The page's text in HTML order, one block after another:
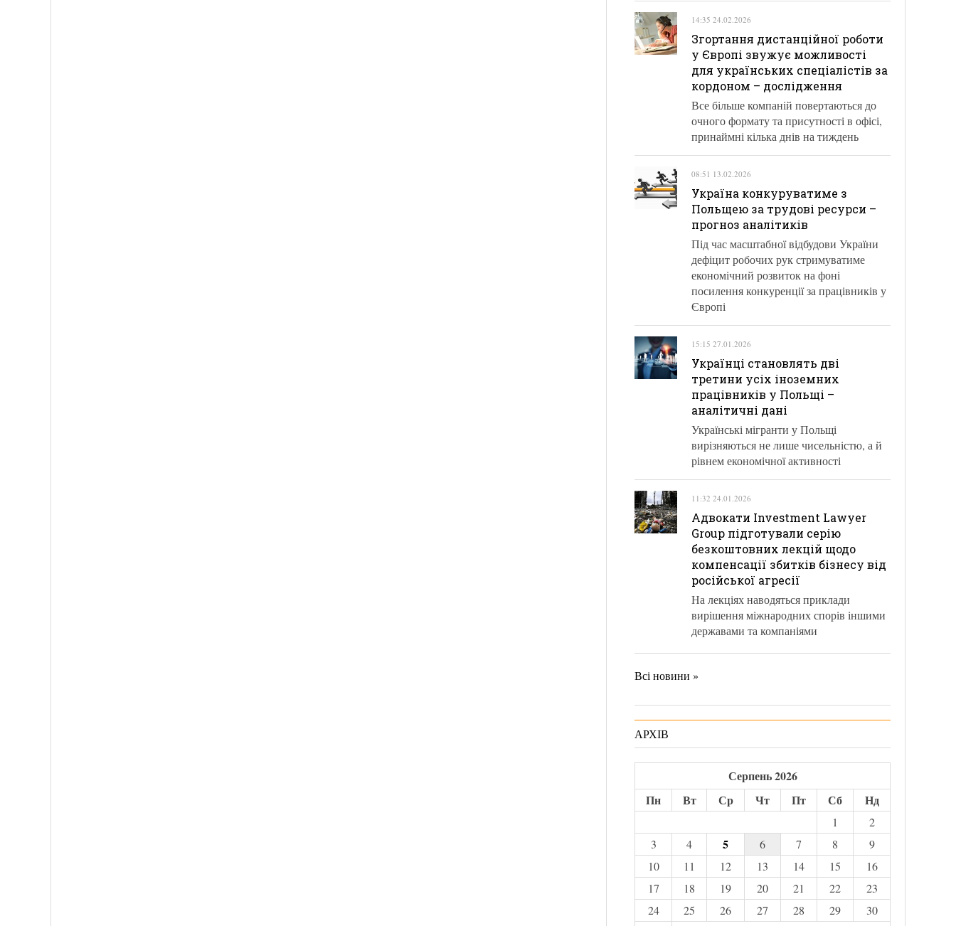
14:35 24.02.2026
Згортання дистанційної роботи
у Європі звужує можливості
для українських спеціалістів за
кордоном – дослідження
Все більше компаній повертаються до
очного формату та присутності в офісі,
принаймні кілька днів на тиждень
08:51 13.02.2026
Україна конкуруватиме з
Польщею за трудові ресурси –
прогноз аналітиків
Під час масштабної відбудови України
дефіцит робочих рук стримуватиме
економічний розвиток на фоні
посилення конкуренції за працівників у
Європі
15:15 27.01.2026
Українці становлять дві
третини усіх іноземних
працівників у Польщі –
аналітичні дані
Українські мігранти у Польщі
вирізняються не лише чисельністю, а й
рівнем економічної активності
11:32 24.01.2026
Адвокати Investment Lawyer
Group підготували серію
безкоштовних лекцій щодо
компенсації збитків бізнесу від
російської агресії
На лекціях наводяться приклади
вирішення міжнародних спорів іншими
державами та компаніями
Всі новини »
АРХІВ
Серпень 2026
Пн
Вт Ср Чт Пт Сб Нд
1
2
3
4 5 6 7 8
9
10
11 12 13 14 15
16
17
18 19 20 21 22
23
24
25 26 27 28 29
30